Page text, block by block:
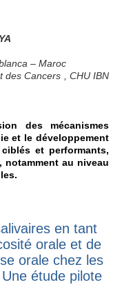
– Maroc
des Cancers , CHU IBN
des mécanismes
et le développement
et performants,
au niveau
en tant
orale et de
orale chez les
étude pilote